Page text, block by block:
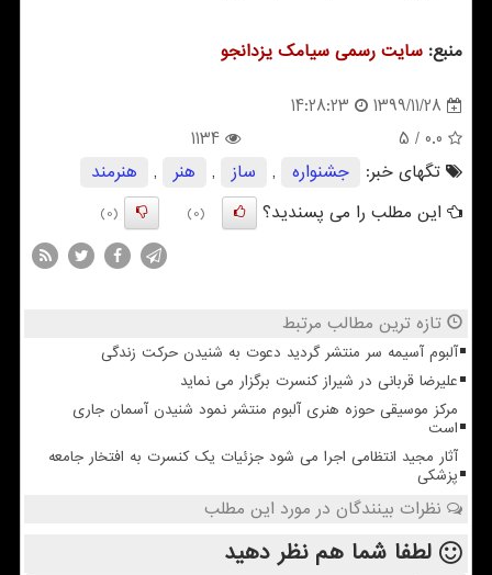
منبع: سایت رسمی سیامك یزدانجو
1399/11/28
14:28:23
0.0
/ 5
1134
تگهای خبر:
جشنواره , ساز , هنر ,
هنرمند
این مطلب را می پسندید؟
(0)
(0)
تازه ترین مطالب مرتبط
آلبوم آسیمه سر منتشر گردید دعوت به شنیدن حرکت زندگی
علیرضا قربانی در شیراز کنسرت برگزار می نماید
مرکز موسیقی حوزه هنری آلبوم منتشر نمود شنیدن آسمان جاری
است
آثار مجید انتظامی اجرا می شود جزئیات یک کنسرت به افتخار جامعه
پزشکی
نظرات بینندگان در مورد این مطلب
لطفا شما همنظر دهید